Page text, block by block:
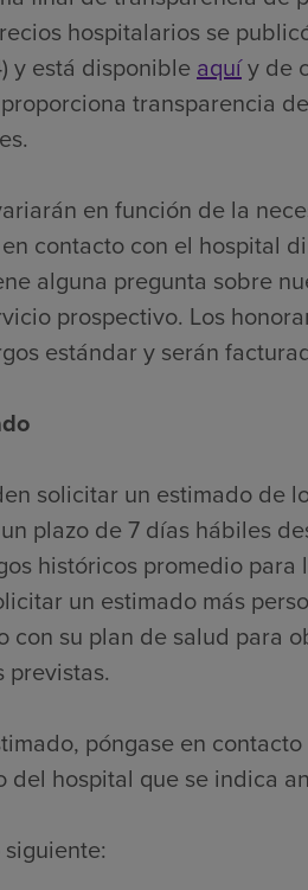
hospitalarios se
y está disponible aquíy de
transparencia
en función de la
contacto con el hospital
alguna pregunta sobre
prospectivo. Los
estándar y serán
solicitar un estimado de
plazo de 7 días hábiles
históricos promedio
un estimado más
con su plan de salud para
previstas.
póngase en
del hospital que se indica